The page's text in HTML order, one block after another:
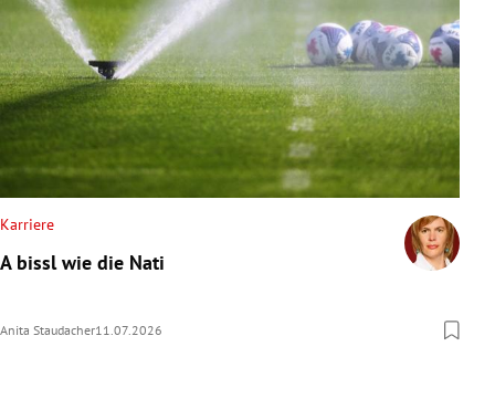
Karriere
A bissl wie die Nati
Anita Staudacher11.07.2026